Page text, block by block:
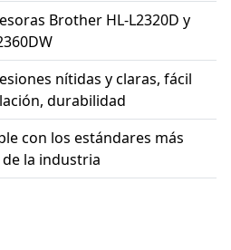
Brother HL-L2320D y
nítidas y claras, fácil
durabilidad
con los estándares más
la industria